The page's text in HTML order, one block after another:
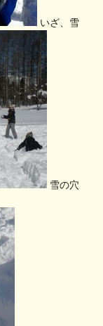
いざ、雪
雪の穴